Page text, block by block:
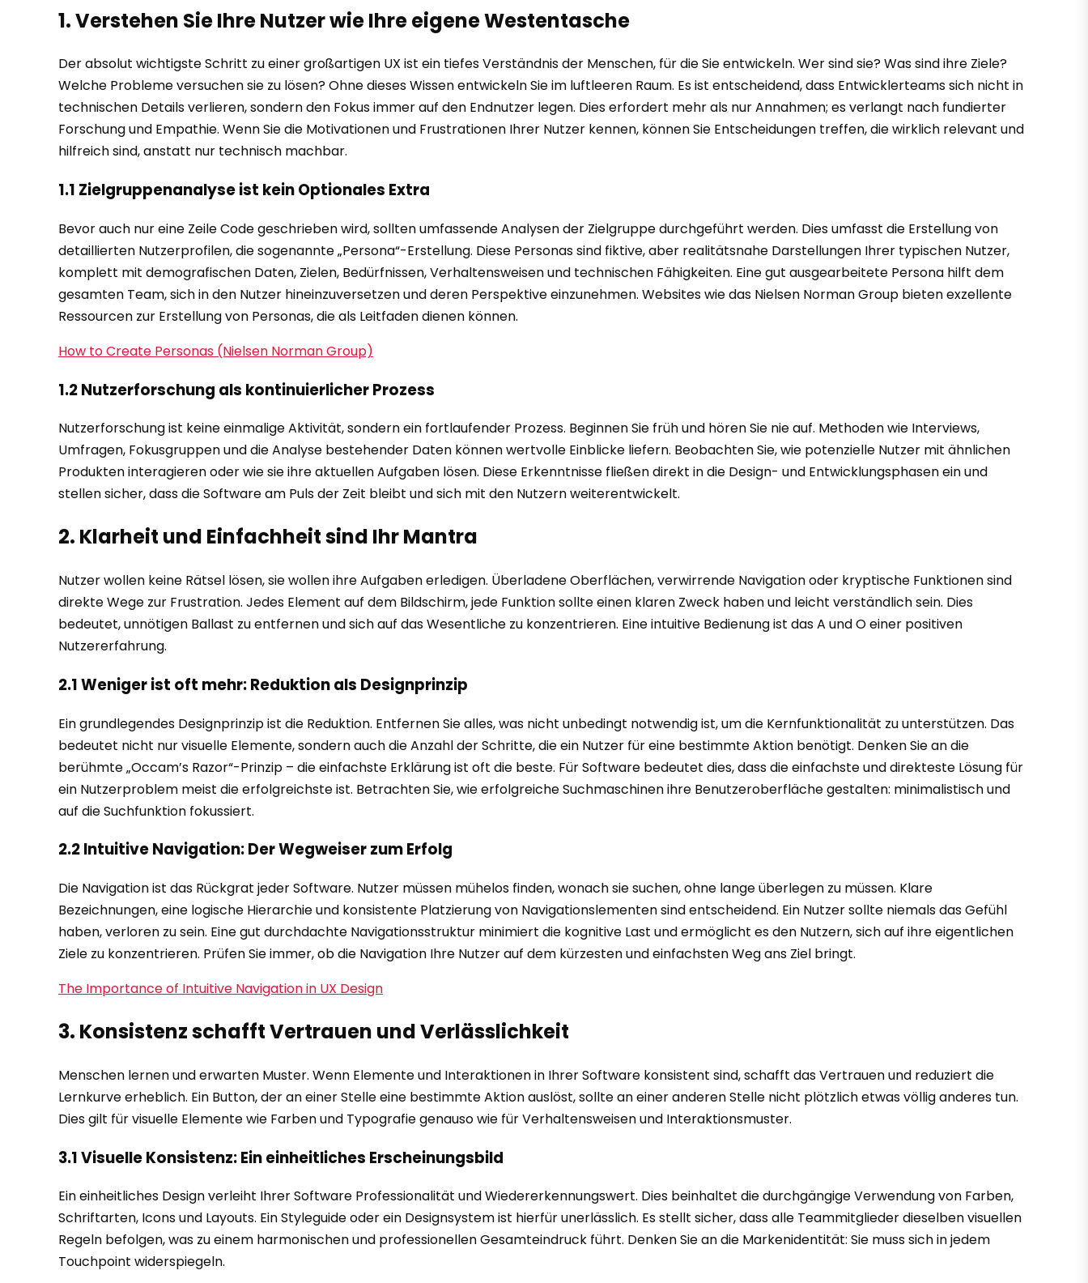
1. Verstehen Sie Ihre Nutzer wie Ihre eigene Westentasche
Der absolut wichtigste Schritt zu einer großartigen UX ist ein tiefes Verständnis der Menschen, für die Sie entwickeln. Wer sind sie? Was sind ihre Ziele?
Welche Probleme versuchen sie zu lösen? Ohne dieses Wissen entwickeln Sie im luftleeren Raum. Es ist entscheidend, dass Entwicklerteams sich nicht in
technischen Details verlieren, sondern den Fokus immer auf den Endnutzer legen. Dies erfordert mehr als nur Annahmen; es verlangt nach fundierter
Forschung und Empathie. Wenn Sie die Motivationen und Frustrationen Ihrer Nutzer kennen, können Sie Entscheidungen treffen, die wirklich relevant und
hilfreich sind, anstatt nur technisch machbar.
1.1 Zielgruppenanalyse ist kein Optionales Extra
Bevor auch nur eine Zeile Code geschrieben wird, sollten umfassende Analysen der Zielgruppe durchgeführt werden. Dies umfasst die Erstellung von
detaillierten Nutzerprofilen, die sogenannte „Persona“-Erstellung. Diese Personas sind fiktive, aber realitätsnahe Darstellungen Ihrer typischen Nutzer,
komplett mit demografischen Daten, Zielen, Bedürfnissen, Verhaltensweisen und technischen Fähigkeiten. Eine gut ausgearbeitete Persona hilft dem
gesamten Team, sich in den Nutzer hineinzuversetzen und deren Perspektive einzunehmen. Websites wie das Nielsen Norman Group bieten exzellente
Ressourcen zur Erstellung von Personas, die als Leitfaden dienen können.
How to Create Personas (Nielsen Norman Group)
1.2 Nutzerforschung als kontinuierlicher Prozess
Nutzerforschung ist keine einmalige Aktivität, sondern ein fortlaufender Prozess. Beginnen Sie früh und hören Sie nie auf. Methoden wie Interviews,
Umfragen, Fokusgruppen und die Analyse bestehender Daten können wertvolle Einblicke liefern. Beobachten Sie, wie potenzielle Nutzer mit ähnlichen
Produkten interagieren oder wie sie ihre aktuellen Aufgaben lösen. Diese Erkenntnisse fließen direkt in die Design- und Entwicklungsphasen ein und
stellen sicher, dass die Software am Puls der Zeit bleibt und sich mit den Nutzern weiterentwickelt.
2. Klarheit und Einfachheit sind Ihr Mantra
Nutzer wollen keine Rätsel lösen, sie wollen ihre Aufgaben erledigen. Überladene Oberflächen, verwirrende Navigation oder kryptische Funktionen sind
direkte Wege zur Frustration. Jedes Element auf dem Bildschirm, jede Funktion sollte einen klaren Zweck haben und leicht verständlich sein. Dies
bedeutet, unnötigen Ballast zu entfernen und sich auf das Wesentliche zu konzentrieren. Eine intuitive Bedienung ist das A und O einer positiven
Nutzererfahrung.
2.1 Weniger ist oft mehr: Reduktion als Designprinzip
Ein grundlegendes Designprinzip ist die Reduktion. Entfernen Sie alles, was nicht unbedingt notwendig ist, um die Kernfunktionalität zu unterstützen. Das
bedeutet nicht nur visuelle Elemente, sondern auch die Anzahl der Schritte, die ein Nutzer für eine bestimmte Aktion benötigt. Denken Sie an die
berühmte „Occam’s Razor“-Prinzip – die einfachste Erklärung ist oft die beste. Für Software bedeutet dies, dass die einfachste und direkteste Lösung für
ein Nutzerproblem meist die erfolgreichste ist. Betrachten Sie, wie erfolgreiche Suchmaschinen ihre Benutzeroberfläche gestalten: minimalistisch und
auf die Suchfunktion fokussiert.
2.2 Intuitive Navigation: Der Wegweiser zum Erfolg
Die Navigation ist das Rückgrat jeder Software. Nutzer müssen mühelos finden, wonach sie suchen, ohne lange überlegen zu müssen. Klare
Bezeichnungen, eine logische Hierarchie und konsistente Platzierung von Navigationslementen sind entscheidend. Ein Nutzer sollte niemals das Gefühl
haben, verloren zu sein. Eine gut durchdachte Navigationsstruktur minimiert die kognitive Last und ermöglicht es den Nutzern, sich auf ihre eigentlichen
Ziele zu konzentrieren. Prüfen Sie immer, ob die Navigation Ihre Nutzer auf dem kürzesten und einfachsten Weg ans Ziel bringt.
The Importance of Intuitive Navigation in UX Design
3. Konsistenz schafft Vertrauen und Verlässlichkeit
Menschen lernen und erwarten Muster. Wenn Elemente und Interaktionen in Ihrer Software konsistent sind, schafft das Vertrauen und reduziert die
Lernkurve erheblich. Ein Button, der an einer Stelle eine bestimmte Aktion auslöst, sollte an einer anderen Stelle nicht plötzlich etwas völlig anderes tun.
Dies gilt für visuelle Elemente wie Farben und Typografie genauso wie für Verhaltensweisen und Interaktionsmuster.
3.1 Visuelle Konsistenz: Ein einheitliches Erscheinungsbild
Ein einheitliches Design verleiht Ihrer Software Professionalität und Wiedererkennungswert. Dies beinhaltet die durchgängige Verwendung von Farben,
Schriftarten, Icons und Layouts. Ein Styleguide oder ein Designsystem ist hierfür unerlässlich. Es stellt sicher, dass alle Teammitglieder dieselben visuellen
Regeln befolgen, was zu einem harmonischen und professionellen Gesamteindruck führt. Denken Sie an die Markenidentität: Sie muss sich in jedem
Touchpoint widerspiegeln.